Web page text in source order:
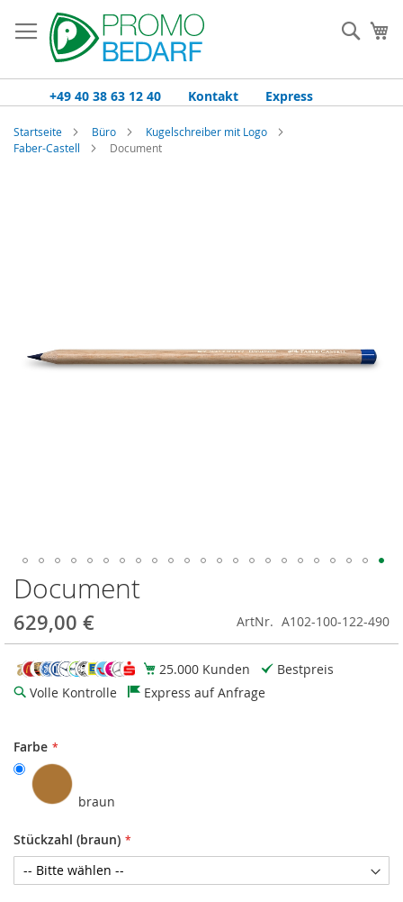
Inhalt
springen
+49 40 38 63 12 40 Kontakt Express
Startseite Büro
Kugelschreiber mit Logo
Faber-Castell
Document
Document
629,00 € ArtNr. A102-100-122-490
25.000 Kunden
Bestpreis
Volle Kontrolle
Express auf Anfrage
Farbe
braun
Stückzahl (braun)
Zum
Anfang
der
Bildgalerie